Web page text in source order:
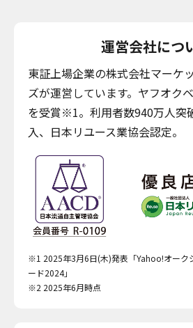
運営会社につ
東証上場企業の株式会社マーケ
ズが運営しています。ヤフオク
を受賞※1。利用者数940万人突
入、日本リユース業協会認定。
※1 2025年3月6日(木)発表「Yahoo!オーク
ード2024」
※2 2025年6月時点